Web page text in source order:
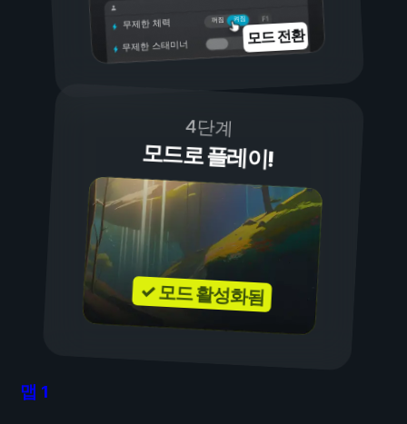
켜짐
꺼짐
무제한 체력
무제한 스태미너 모드 전환
4단계
모드로 플레이!
✓ 모드 활성화됨
맵 1